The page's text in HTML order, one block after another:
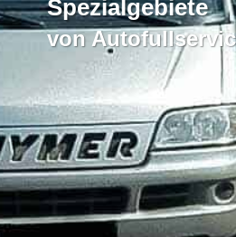
Spezialgebiete
von